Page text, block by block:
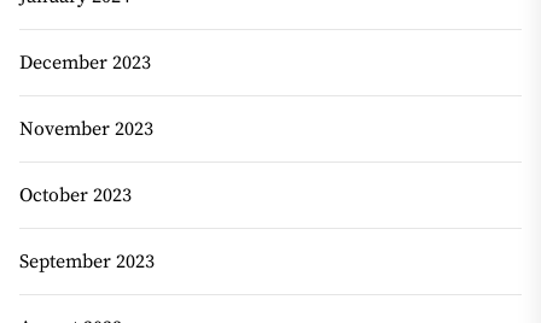
December 2023
November 2023
October 2023
September 2023